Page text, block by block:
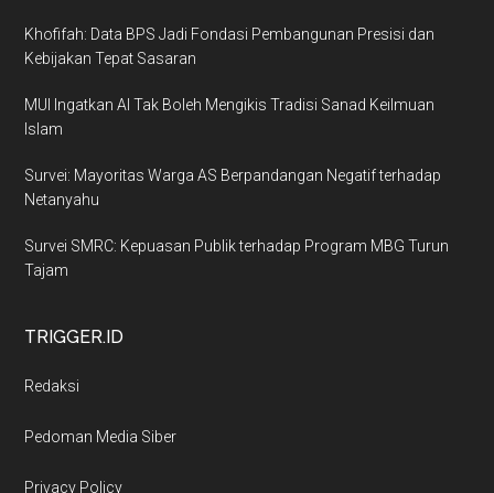
Khofifah: Data BPS Jadi Fondasi Pembangunan Presisi dan
Kebijakan Tepat Sasaran
MUI Ingatkan AI Tak Boleh Mengikis Tradisi Sanad Keilmuan
Islam
Survei: Mayoritas Warga AS Berpandangan Negatif terhadap
Netanyahu
Survei SMRC: Kepuasan Publik terhadap Program MBG Turun
Tajam
TRIGGER.ID
Redaksi
Pedoman Media Siber
Privacy Policy